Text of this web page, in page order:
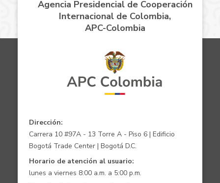
Agencia Presidencial de Cooperación
Internacional de Colombia,
APC-Colombia
Dirección:
Carrera 10 #97A - 13 Torre A - Piso 6 | Edificio
Bogotá Trade Center | Bogotá D.C.
Horario de atención al usuario:
lunes a viernes 8:00 a.m. a 5:00 p.m.